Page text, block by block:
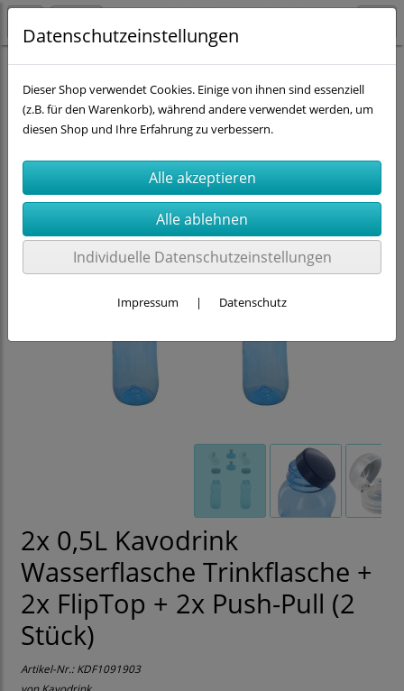
Kavodrink-Flaschen 0,5 Ltr.
2x 0,5L Kavodrink
Wasserflasche Trinkflasche +
2x FlipTop + 2x Push-Pull (2
Stück)
Artikel-Nr.:KDF1091903
Datenschutzeinstellungen
Dieser Shop verwendet Cookies. Einige von ihnen sind essenziell
(z.B. für den Warenkorb), während andere verwendet werden, um
diesen Shop und Ihre Erfahrung zu verbessern.
Individuelle Datenschutzeinstellungen
Impressum | Datenschutz